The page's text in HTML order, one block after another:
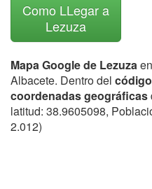
Como LLegar a
Lezuza
Mapa Google de Lezuza
Albacete. Dentro del
coordenadas geográficas
latitud: 38.9605098,
2.012)